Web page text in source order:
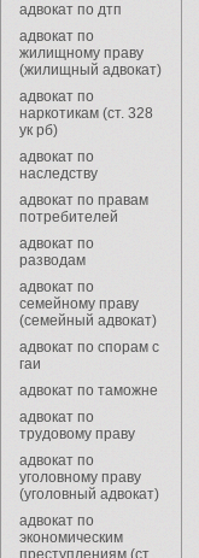
адвокат по дтп
адвокат по
жилищному праву
(жилищный адвокат)
адвокат по
наркотикам (ст. 328
ук рб)
адвокат по
наследству
адвокат по правам
потребителей
адвокат по
разводам
адвокат по
семейному праву
(семейный адвокат)
адвокат по спорам с
гаи
адвокат по таможне
адвокат по
трудовому праву
адвокат по
уголовному праву
(уголовный адвокат)
адвокат по
экономическим
преступлениям (ст.